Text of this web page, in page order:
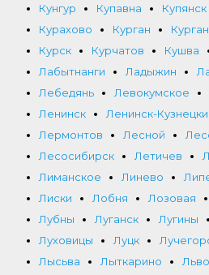
Кунгур
Купавна Купянск
Курахово
Курган
Курск
Курчатов Кушва
Лабытнанги
Ладыжин
Лебедянь
Левокумское
Ленинск
Ленинск-
Лермонтов
Лесной
Лесосибирск
Летичев
Лиманское
Линево
Лиски
Лобня Лозовая
Лубны
Луганск Лугины
Луховицы
Луцк
Лысьва
Лыткарино